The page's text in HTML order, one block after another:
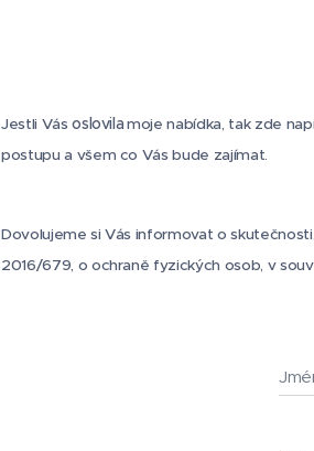
Jestli Vásoslovilamoje nabídka, tak zde
postupu a všem co Vás bude zajímat.
Dovolujeme si Vás informovat o
2016/679, o ochraně fyzických osob, v